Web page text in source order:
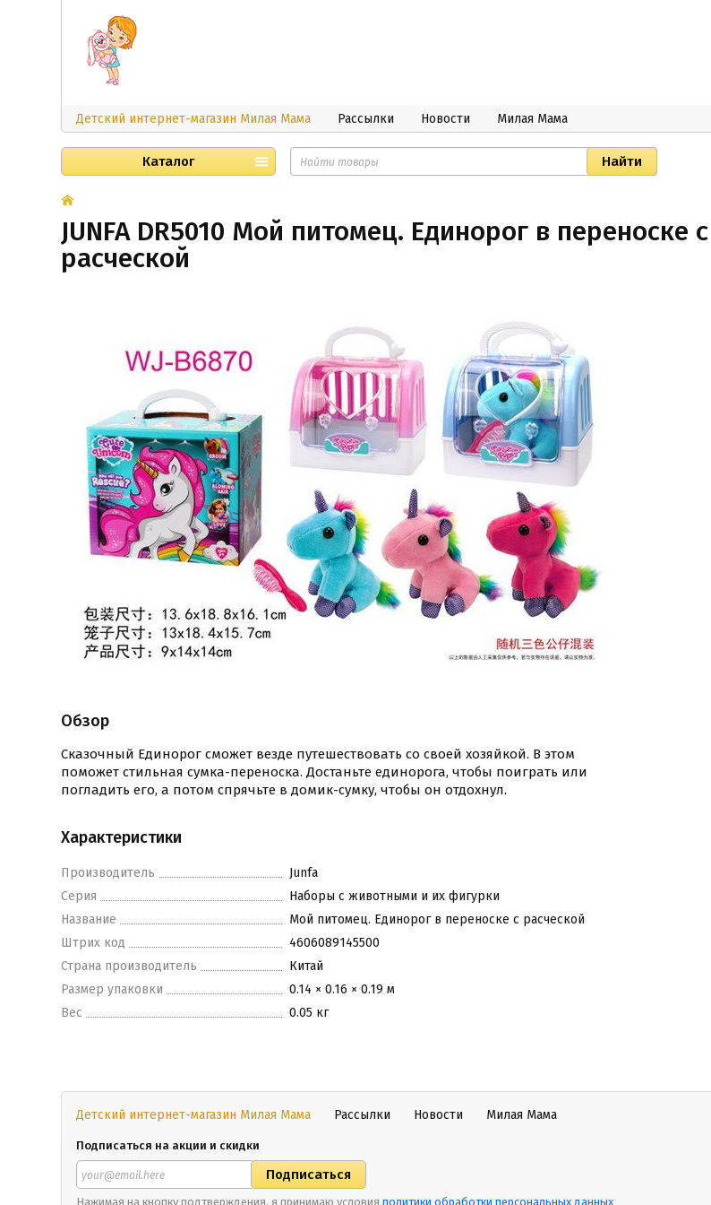
Детский интернет-магазин Милая Мама Рассылки Новости Милая Мама
Каталог
JUNFA DR5010 Мой питомец. Единорог в переноске с
расческой
Обзор
Сказочный Единорог сможет везде путешествовать со своей хозяйкой. В этом
поможет стильная сумка-переноска. Достаньте единорога, чтобы поиграть или
погладить его, а потом спрячьте в домик-сумку, чтобы он отдохнул.
Характеристики
Производитель
Junfa
Серия
Наборы с животными и их фигурки
Название
Мой питомец. Единорог в переноске с расческой
Штрих код
4606089145500
Страна производитель
Китай
Размер упаковки
0.14 × 0.16 × 0.19 м
Вес
0.05 кг
Детский интернет-магазин Милая Мама Рассылки Новости Милая Мама
Подписаться на акции и скидки
Нажимая на кнопку подтверждения, я принимаю условия политики обработки персональных данных